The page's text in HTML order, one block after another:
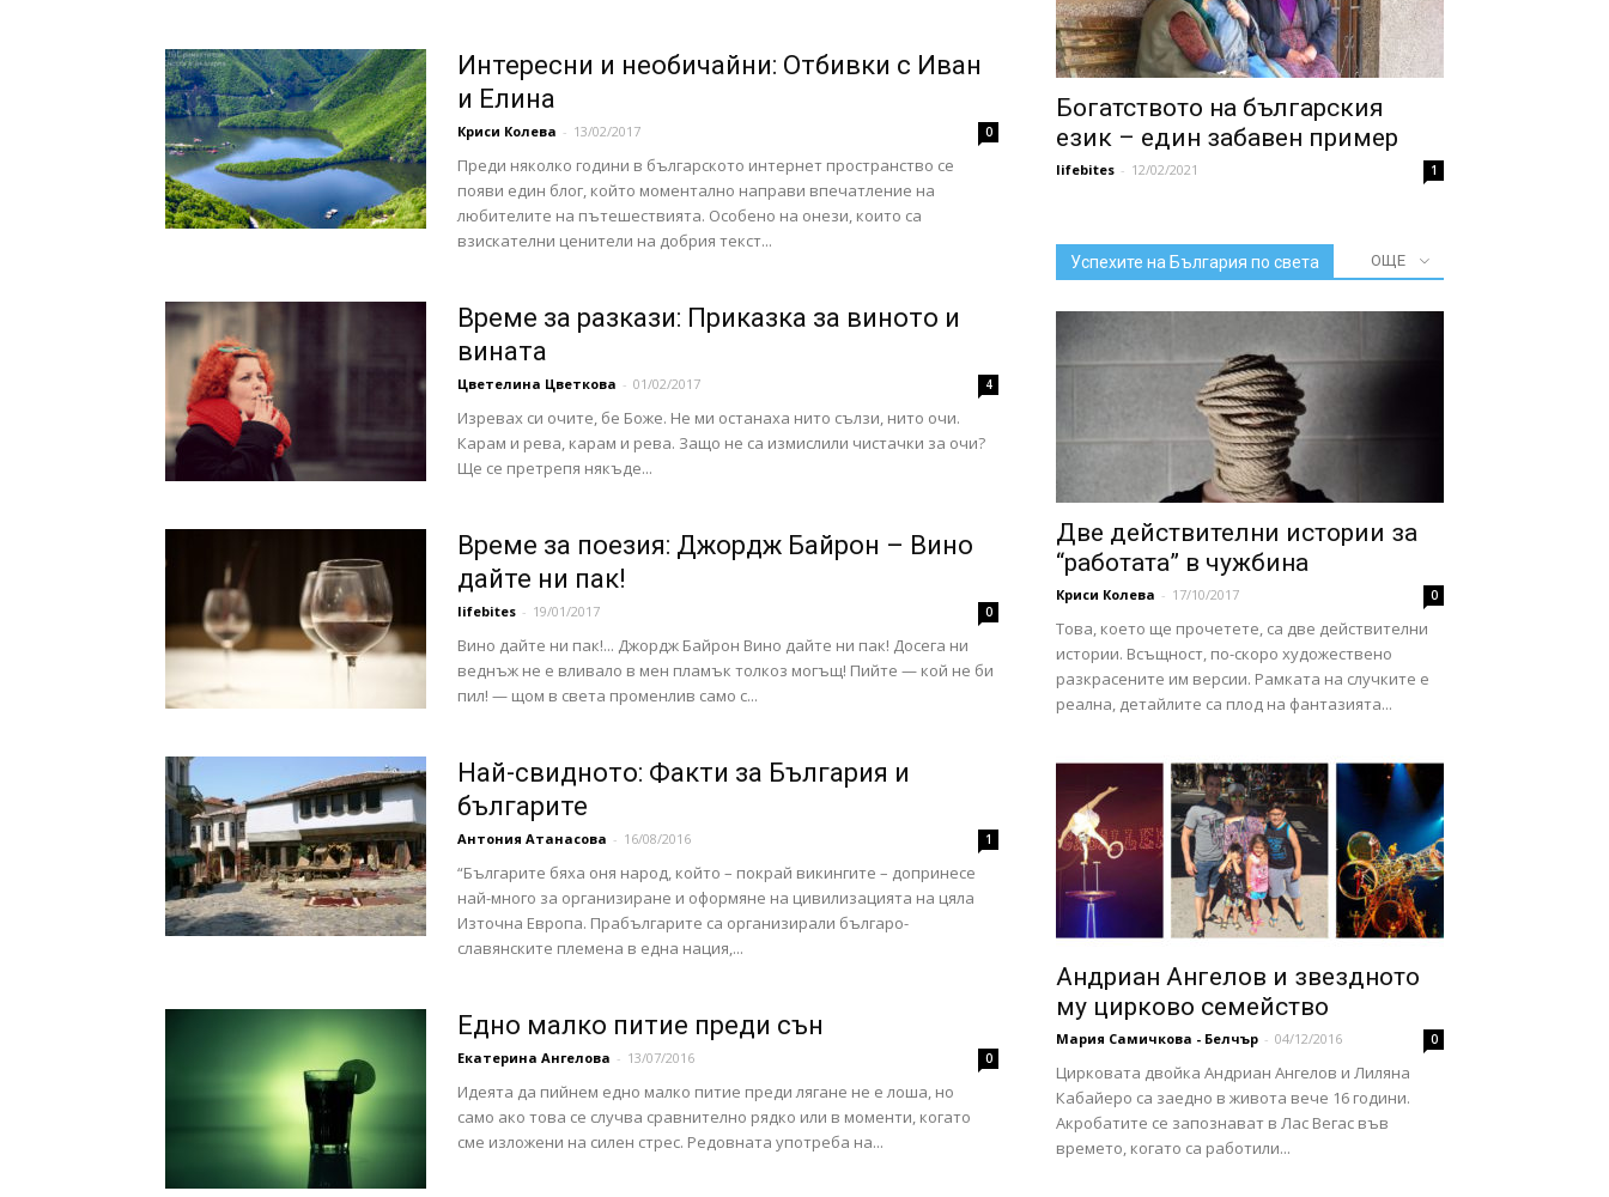
Интересни и необичайни: Отбивки с Иван
и Елина
Криси Колева - 13/02/2017 0
Преди няколко години в българското интернет пространство се
появи един блог, който моментално направи впечатление на
любителите на пътешествията. Особено на онези, които са
взискателни ценители на добрия текст...
Време за разкази: Приказка за виното и
вината
Цветелина Цветкова - 01/02/2017 4
Изревах си очите, бе Боже. Не ми останаха нито сълзи, нито очи.
Карам и рева, карам и рева. Защо не са измислили чистачки за очи?
Ще се претрепя някъде...
Време за поезия: Джордж Байрон – Вино
дайте ни пак!
lifebites - 19/01/2017 0
Вино дайте ни пак!... Джордж Байрон Вино дайте ни пак! Досега ни
веднъж не е вливало в мен пламък толкоз могъщ! Пийте — кой не би
пил! — щом в света променлив само с...
Най-свидното: Факти за България и
българите
Антония Атанасова - 16/08/2016 1
“Българите бяха оня народ, който – покрай викингите – допринесе
най-много за организиране и оформяне на цивилизацията на цяла
Източна Европа. Прабългарите са организирали българо-
славянските племена в една нация,...
Едно малко питие преди сън
Екатерина Ангелова - 13/07/2016 0
Идеята да пийнем едно малко питие преди лягане не е лоша, но
само ако това се случва сравнително рядко или в моменти, когато
сме изложени на силен стрес. Редовната употреба на...
Богатството на българския
език – един забавен пример
lifebites - 12/02/2021 1
Успехите на България по света ОЩЕ
Две действителни истории за
“работата” в чужбина
Криси Колева - 17/10/2017 0
Това, което ще прочетете, са две действителни
истории. Всъщност, по-скоро художествено
разкрасените им версии. Рамката на случките е
реална, детайлите са плод на фантазията...
Андриан Ангелов и звездното
му цирково семейство
Мария Самичкова - Белчър - 04/12/2016 0
Цирковата двойка Андриан Ангелов и Лиляна
Кабайеро са заедно в живота вече 16 години.
Акробатите се запознават в Лас Вегас във
времето, когато са работили...